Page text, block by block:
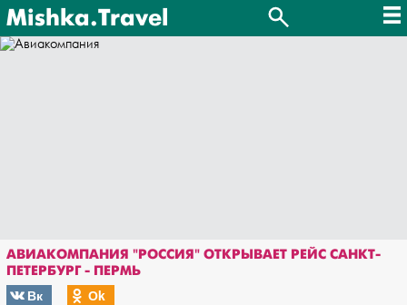
Mishka.Travel
АВИАКОМПАНИЯ "РОССИЯ" ОТКРЫВАЕТ РЕЙС САНКТ-
ПЕТЕРБУРГ - ПЕРМЬ
Вк
Оk